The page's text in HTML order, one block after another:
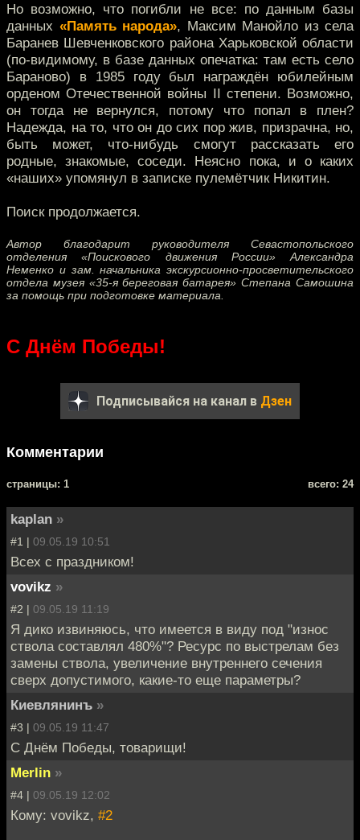
Но возможно, что погибли не все: по данным базы
данных «Память народа», Максим Манойло из села
Баранев Шевченковского района Харьковской области
(по-видимому, в базе данных опечатка: там есть село
Бараново) в 1985 году был награждён юбилейным
орденом Отечественной войны II степени. Возможно,
он тогда не вернулся, потому что попал в плен?
Надежда, на то, что он до сих пор жив, призрачна, но,
быть может, что-нибудь смогут рассказать его
родные, знакомые, соседи. Неясно пока, и о каких
«наших» упомянул в записке пулемётчик Никитин.
Поиск продолжается.
Автор благодарит руководителя Севастопольского
отделения «Поискового движения России» Александра
Неменко и зам. начальника экскурсионно-просветительского
отдела музея «35-я береговая батарея» Степана Самошина
за помощь при подготовке материала.
С Днём Победы!
Подписывайся на канал в Дзен
Комментарии
cтраницы: 1 всего: 24
kaplan »
#1 | 09.05.19 10:51
Всех с праздником!
vovikz »
#2 | 09.05.19 11:19
Я дико извиняюсь, что имеется в виду под "износ
ствола составлял 480%"? Ресурс по выстрелам без
замены ствола, увеличение внутреннего сечения
сверх допустимого, какие-то еще параметры?
Киевлянинъ »
#3 | 09.05.19 11:47
С Днём Победы, товарищи!
Merlin »
#4 | 09.05.19 12:02
Кому: vovikz, #2